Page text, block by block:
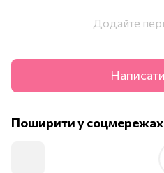
Додайте
Поширити у соцмережах